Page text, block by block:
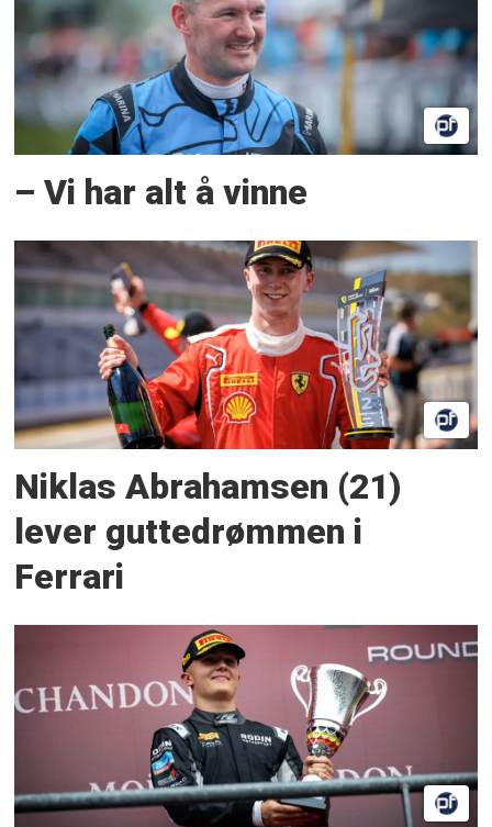
– Vi har alt å vinne
Niklas Abrahamsen (21)
lever guttedrømmen i
Ferrari